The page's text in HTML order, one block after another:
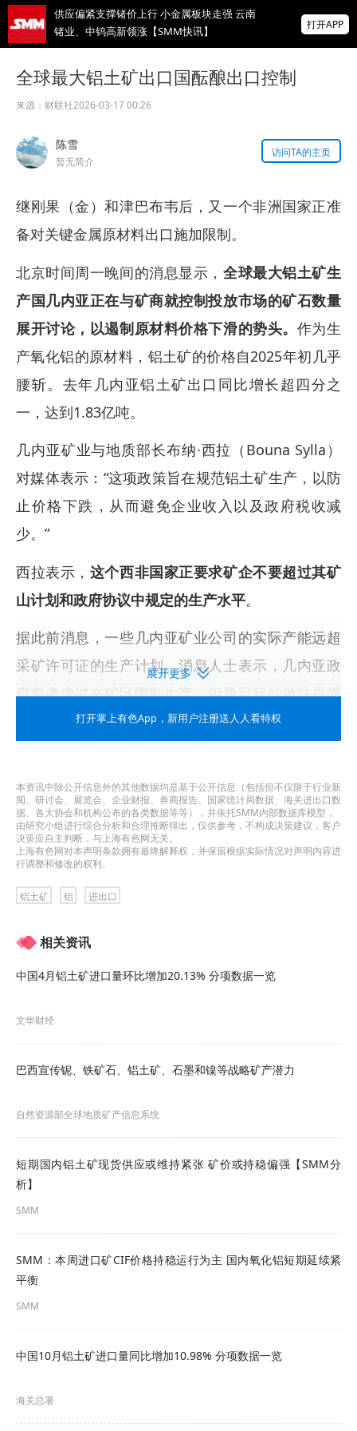
供应偏紧支撑锗价上行 小金属板块走强 云南
锗业、中钨高新领涨【SMM快讯】
2026SMM（第五届）光伏储能产业大会
新能安、晶澳、隆基、通威…七天后共赴苏
掌上有色
打开APP
全球最大铝土矿出口国酝酿出口控制
来源： 财联社2026-03-17 00:26
陈雪
暂无简介
访问TA的主页
继刚果（金）和津巴布韦后，又一个非洲国家正准
备对关键金属原材料出口施加限制。
北京时间周一晚间的消息显示， 全球最大铝土矿生
产国几内亚正在与矿商就控制投放市场的矿石数量
展开讨论，以遏制原材料价格下滑的势头。 作为生
产氧化铝的原材料，铝土矿的价格自2025年初几乎
腰斩。去年几内亚铝土矿出口同比增长超四分之
一，达到1.83亿吨。
几内亚矿业与地质部长布纳·西拉（Bouna Sylla）
对媒体表示：“这项政策旨在规范铝土矿生产，以防
止价格下跌，从而避免企业收入以及政府税收减
少。”
西拉表示， 这个西非国家正要求矿企不要超过其矿
山计划和政府协议中规定的生产水平。
据此前消息，一些几内亚矿业公司的实际产能远超
采矿许可证的生产计划。消息人士表示，几内亚政
府曾考虑过在矿区限制生产，但最可行的做法是强
制企业将出口量压回其采矿许可证中规定的数量。
2026年的产量和出口量与可行性研究报告中所规划
的水平保持一致。”
在中东战争笼罩全球9%产能的背景下，几内亚此举
刚果（金）去年初全面叫停钴出口，随后从去年10
月开始设立了出口配额制度。 津巴布韦则是全球第
口。
不过考虑到铝土矿的供需状况，几内亚此举对价格
利亚、巴西等其他国家有可能填补空缺。
几内亚也有推动产业链升级的想法，例如将更多的
铝土矿在国内提炼成氧化铝
销了阿联酋全球铝业旗下一个单位持有的铝土矿采
是该公司未能兑现建设氧化铝炼厂的承诺。
西拉强调：“我们并不是要禁止出口，而是希望对铝
展开更多
打开掌上有色App ，新用户注册送人人看特权
本资讯中除公开信息外的其他数据均是基于公开信息（包括但不仅限于行业新
闻、研讨会、展览会、企业财报、券商报告、国家统计局数据、海关进出口数
据、各大协会和机构公布的各类数据等等），并依托SMM内部数据库模型，
由研究小组进行综合分析和合理推断得出，仅供参考，不构成决策建议，客户
决策应自主判断，与上海有色网无关。
上海有色网对本声明条款拥有最终解释权，并保留根据实际情况对声明内容进
行调整和修改的权利。
铝土矿 铝 进出口
相关资讯
中国4月铝土矿进口量环比增加20.13% 分项数据一览
文华财经
巴西宣传铌、铁矿石、铝土矿、石墨和镍等战略矿产潜力
自然资源部全球地质矿产信息系统
短期国内铝土矿现货供应或维持紧张 矿价或持稳偏强【SMM分
析】
SMM
SMM：本周进口矿CIF价格持稳运行为主 国内氧化铝短期延续紧
平衡
SMM
中国10月铝土矿进口量同比增加10.98% 分项数据一览
海关总署